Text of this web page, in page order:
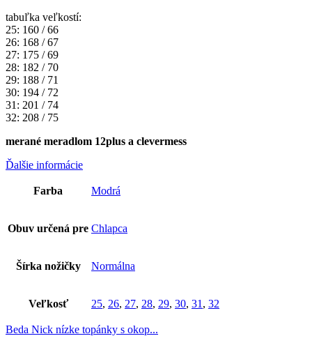
tabuľka veľkostí:
25: 160 / 66
26: 168 / 67
27: 175 / 69
28: 182 / 70
29: 188 / 71
30: 194 / 72
31: 201 / 74
32: 208 / 75
merané meradlom 12plus a clevermess
Ďalšie informácie
Farba Modrá
Obuv určená pre Chlapca
Šírka nožičky Normálna
Veľkosť 25, 26, 27, 28, 29, 30, 31 , 32
Beda Nick nízke topánky s okop...